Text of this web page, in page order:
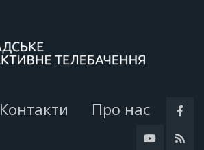
Контакти Про нас